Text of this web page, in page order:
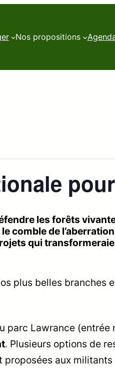
Nos propositions
les forêts
comble de
qui
plus belles branches
parc Lawrance (entrée
. Plusieurs options de
aux militants